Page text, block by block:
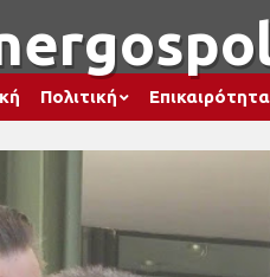
Πολιτική Επικαιρότητα